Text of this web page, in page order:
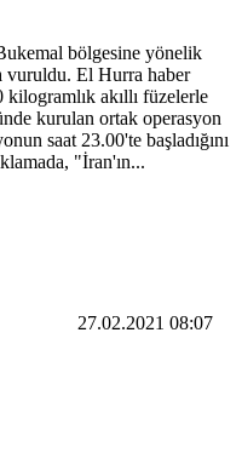
bölgesine yönelik
vuruldu. El Hurra haber
akıllı füzelerle
kurulan ortak operasyon
saat 23.00'te başladığını
"İran'ın...
27.02.2021 08:07